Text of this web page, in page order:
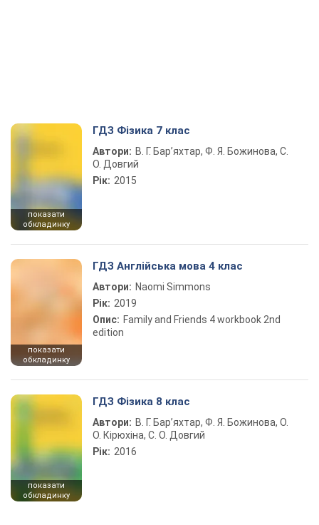
показати
обкладинку
ГДЗ Фізика 7 клас
Автори: В. Г. Бар’яхтар, Ф. Я. Божинова, С.
О. Довгий
Рік: 2015
показати
обкладинку
ГДЗ Англійська мова 4 клас
Автори: Naomi Simmons
Рік: 2019
Опис: Family and Friends 4 workbook 2nd
edition
показати
обкладинку
ГДЗ Фізика 8 клас
Автори: В. Г. Бар’яхтар, Ф. Я. Божинова, О.
О. Кірюхіна, С. О. Довгий
Рік: 2016